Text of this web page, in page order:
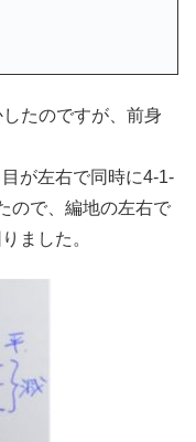
たのですが、前身
が左右で同時に4-1-
ので、編地の左右で
ました。